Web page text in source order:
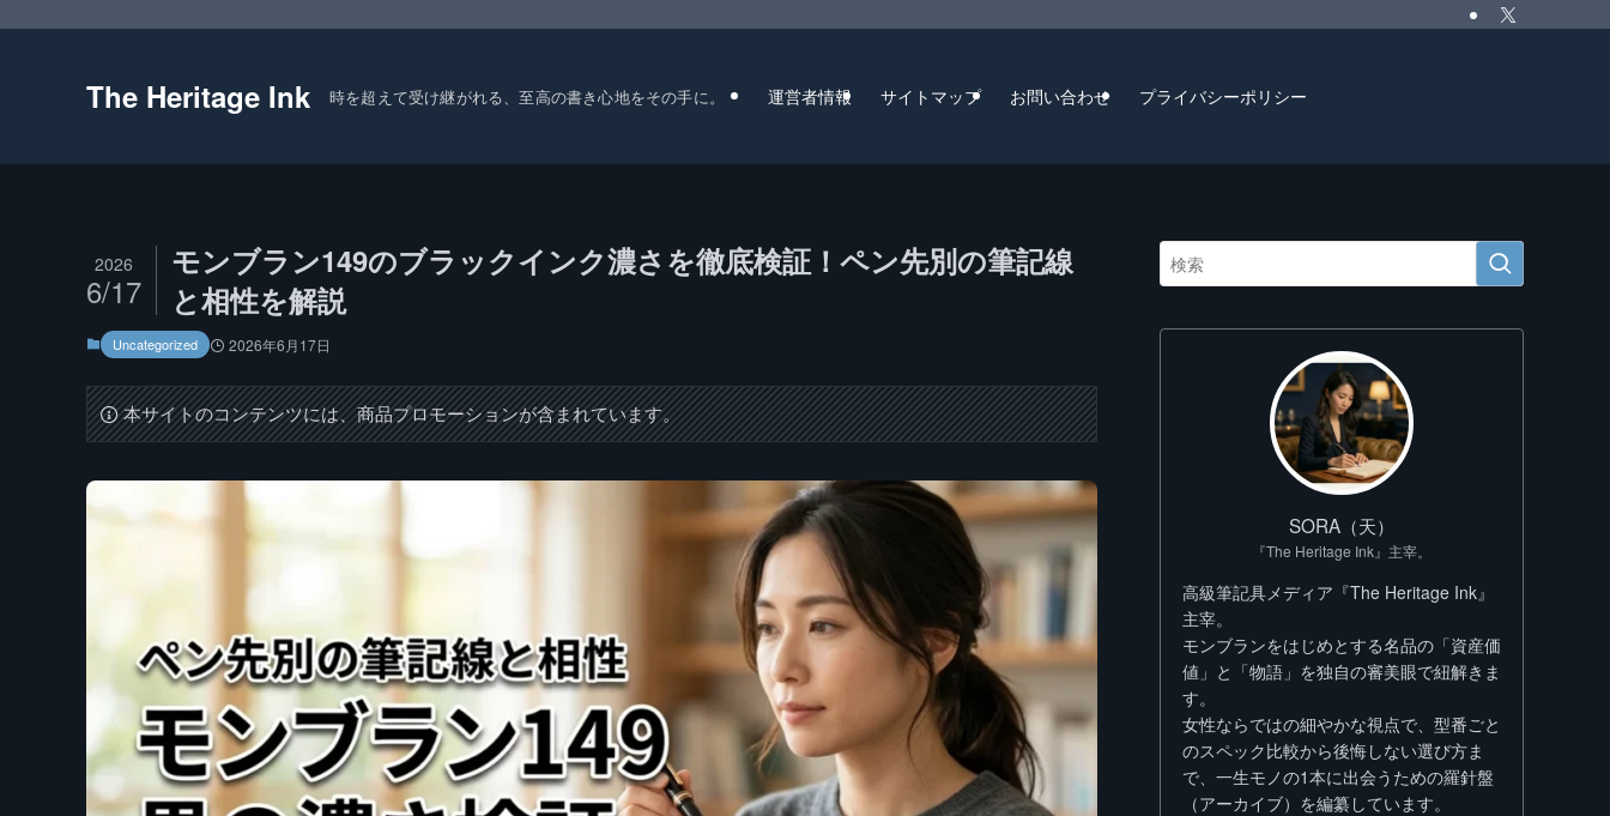
The Heritage Ink 時を超えて受け継がれる、至高の書き心地をその手に。 運営者情報 サイトマップ お問い合わせ プライバシーポリシー
モンブラン149のブラックインク濃さを徹底検証！ペン先別の筆記線
と相性を解説
2026
6/17
Uncategorized 2026年6月17日
本サイトのコンテンツには、商品プロモーションが含まれています。
SORA（天）
『The Heritage Ink』主宰。
高級筆記具メディア『The Heritage Ink』
主宰。
モンブランをはじめとする名品の「資産価
値」と「物語」を独自の審美眼で紐解きま
す。
女性ならではの細やかな視点で、型番ごと
のスペック比較から後悔しない選び方ま
で、一生モノの1本に出会うための羅針盤
（アーカイブ）を編纂しています。